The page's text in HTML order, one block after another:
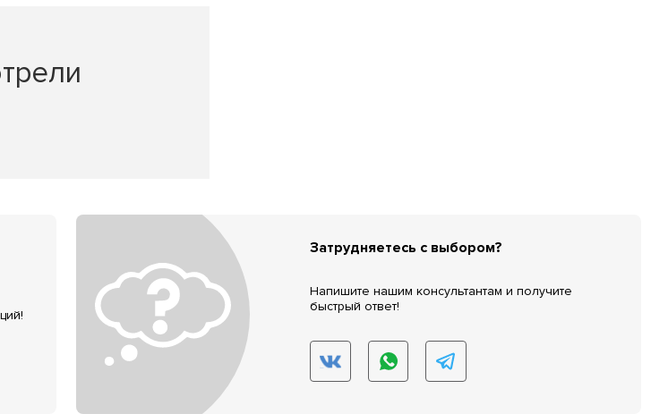
Затрудняетесь с выбором?
Напишите нашим консультантам и получите
быстрый ответ!